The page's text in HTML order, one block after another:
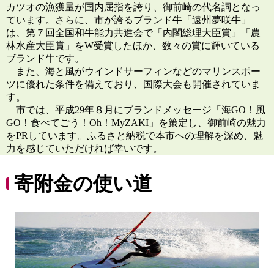
カツオの漁獲量が国内屈指を誇り、御前崎の代名詞となっ
ています。さらに、市が誇るブランド牛「遠州夢咲牛」
は、第７回全国和牛能力共進会で「内閣総理大臣賞」「農
林水産大臣賞」をW受賞したほか、数々の賞に輝いている
ブランド牛です。
また、海と風がウインドサーフィンなどのマリンスポー
ツに優れた条件を備えており、国際大会も開催されていま
す。
市では、平成29年８月にブランドメッセージ「海GO！風
GO！食べてごう！Oh！MyZAKI」を策定し、御前崎の魅力
をPRしています。ふるさと納税で本市への理解を深め、魅
力を感じていただければ幸いです。
寄附金の使い道